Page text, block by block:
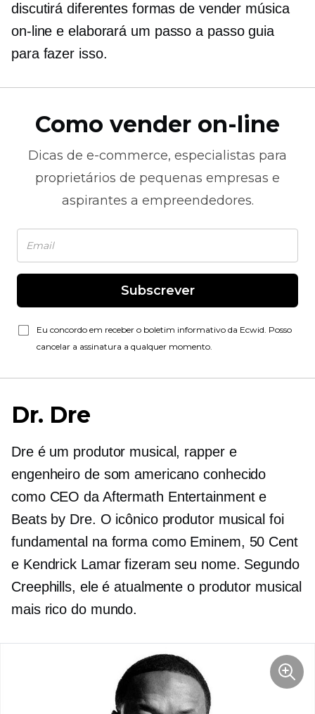
discutirá diferentes formas de vender música
on-line e elaborará um passo a passoguia
para fazer isso.
Como vender on-line
Dicas de e-commerce, especialistas para
proprietários de pequenas empresas e
aspirantes a empreendedores.
Subscrever
Eu concordo em receber o boletim informativo da Ecwid. Posso
cancelar a assinatura a qualquer momento.
Dr. Dre
Dre é um produtor musical, rapper e
engenheiro de som americano conhecido
como CEO da Aftermath Entertainment e
Beats by Dre. O icônico produtor musical foi
fundamental na forma como Eminem, 50 Cent
e Kendrick Lamar fizeram seu nome. Segundo
Creephills, ele é atualmente o produtor musical
mais rico do mundo.